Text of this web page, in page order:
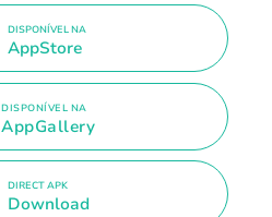
DISPONÍVEL NA
AppStore
DISPONÍVEL NA
AppGallery
DIRECT APK
Download